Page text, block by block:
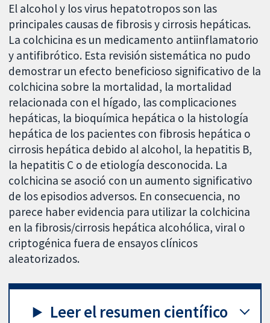
El alcohol y los virus hepatotropos son las
principales causas de fibrosis y cirrosis hepáticas.
La colchicina es un medicamento antiinflamatorio
y antifibrótico. Esta revisión sistemática no pudo
demostrar un efecto beneficioso significativo de la
colchicina sobre la mortalidad, la mortalidad
relacionada con el hígado, las complicaciones
hepáticas, la bioquímica hepática o la histología
hepática de los pacientes con fibrosis hepática o
cirrosis hepática debido al alcohol, la hepatitis B,
la hepatitis C o de etiología desconocida. La
colchicina se asoció con un aumento significativo
de los episodios adversos. En consecuencia, no
parece haber evidencia para utilizar la colchicina
en la fibrosis/cirrosis hepática alcohólica, viral o
criptogénica fuera de ensayos clínicos
aleatorizados.
Leer el resumen científico